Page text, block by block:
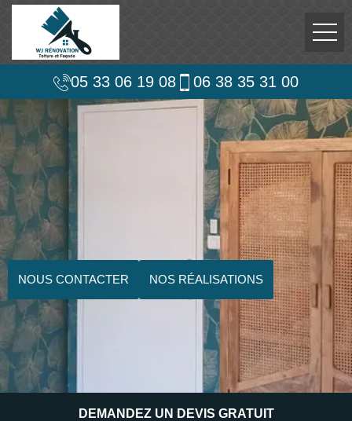
05 33 06 19 08 06 38 35 31 00
NOUS CONTACTER NOS RÉALISATIONS
DEMANDEZ UN DEVIS GRATUIT